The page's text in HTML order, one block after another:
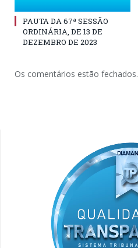
PAUTA DA 67ª SESSÃO
ORDINÁRIA, DE 13 DE
DEZEMBRO DE 2023
Os comentários estão fechados.